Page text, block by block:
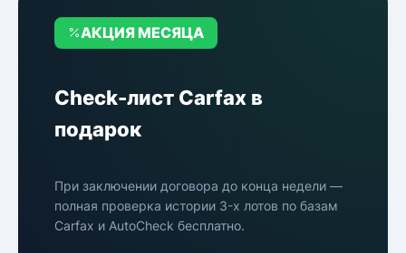
АКЦИЯ МЕСЯЦА
Check-лист Carfax в
подарок
При заключении договора до конца недели —
полная проверка истории 3-х лотов по базам
Carfax и AutoCheck бесплатно.